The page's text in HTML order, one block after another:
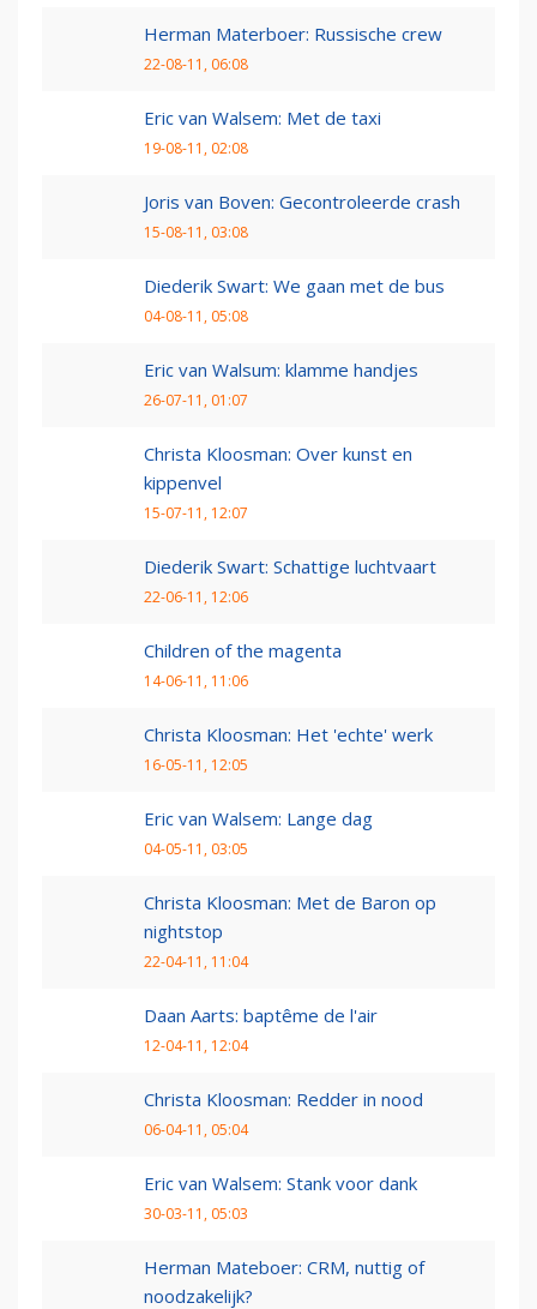
Herman Materboer: Russische crew
22-08-11, 06:08
Eric van Walsem: Met de taxi
19-08-11, 02:08
Joris van Boven: Gecontroleerde crash
15-08-11, 03:08
Diederik Swart: We gaan met de bus
04-08-11, 05:08
Eric van Walsum: klamme handjes
26-07-11, 01:07
Christa Kloosman: Over kunst en
kippenvel
15-07-11, 12:07
Diederik Swart: Schattige luchtvaart
22-06-11, 12:06
Children of the magenta
14-06-11, 11:06
Christa Kloosman: Het 'echte' werk
16-05-11, 12:05
Eric van Walsem: Lange dag
04-05-11, 03:05
Christa Kloosman: Met de Baron op
nightstop
22-04-11, 11:04
Daan Aarts: baptême de l'air
12-04-11, 12:04
Christa Kloosman: Redder in nood
06-04-11, 05:04
Eric van Walsem: Stank voor dank
30-03-11, 05:03
Herman Mateboer: CRM, nuttig of
noodzakelijk?